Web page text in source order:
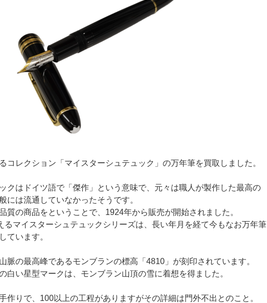
コレクション「マイスターシュテュック」の万年筆を買取しました。
クはドイツ語で「傑作」という意味で、元々は職人が製作した最高の
には流通していなかったそうです。
質の商品をということで、1924年から販売が開始されました。
るマイスターシュテュックシリーズは、長い年月を経て今もなお万年筆
ています。
脈の最高峰であるモンブランの標高「4810」が刻印されています。
白い星型マークは、モンブラン山頂の雪に着想を得ました。
作りで、100以上の工程がありますがその詳細は門外不出とのこと。